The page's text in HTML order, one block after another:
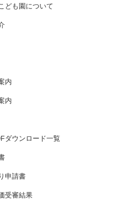
ども園について
内
内
ダウンロード一覧
申請書
受審結果